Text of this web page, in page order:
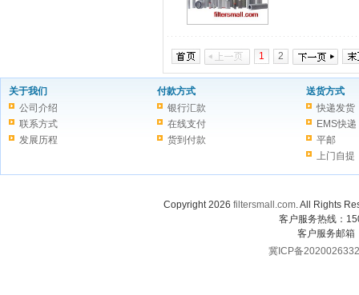
1 2
关于我们
公司介绍
联系方式
发展历程
付款方式
银行汇款
在线支付
货到付款
送货方式
快递发货
EMS快递
平邮
上门自提
Copyright 2026 filtersmall.com. All Rights
客户服务热线：
客户服务邮箱
冀ICP备